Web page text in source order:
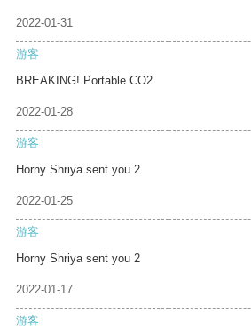
2022-01-31
游客
BREAKING! Portable CO2
2022-01-28
游客
Horny Shriya sent you 2
2022-01-25
游客
Horny Shriya sent you 2
2022-01-17
游客